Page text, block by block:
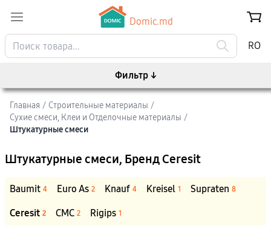
Domic.md
RO
Главная / Строительные материалы /
Сухие смеси, Клеи и Отделочные материалы /
Штукатурные смеси
Штукатурные смеси, Бренд Ceresit
Baumit 4 Euro As 2 Knauf 4 Kreisel 1 Supraten 8
Ceresit 2 CMC 2 Rigips 1
Фильтр ↓